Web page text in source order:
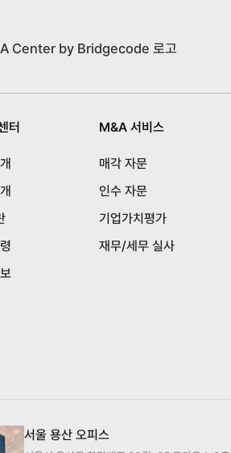
터 M&A 서비스
매각 자문
인수 자문
기업가치평가
재무/세무 실사
서울 용산 오피스